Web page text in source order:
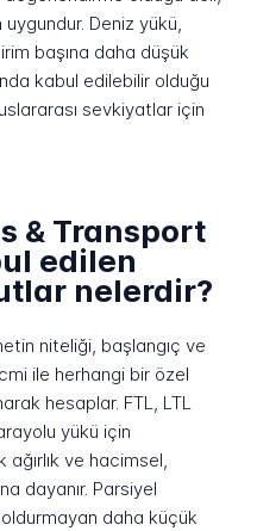
Deniz yükü,
başına daha düşük
kabul edilebilir olduğu
sevkiyatlar için
& Transport
edilen
nelerdir?
niteliği, başlangıç ve
ile herhangi bir özel
hesaplar. FTL, LTL
yükü için
ve hacimsel,
dayanır. Parsiyel
daha küçük